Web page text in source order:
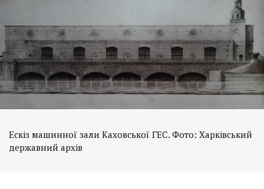
Ескіз машинної зали Каховської ГЕС. Фото: Харківський
державний архів